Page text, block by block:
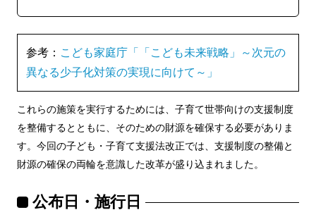
参考： こども家庭庁「「こども未来戦略」～次元の
異なる少子化対策の実現に向けて～」
これらの施策を実行するためには、子育て世帯向けの支援制度
を整備するとともに、そのための財源を確保する必要がありま
す。今回の子ども・子育て支援法改正では、支援制度の整備と
財源の確保の両輪を意識した改革が盛り込まれました。
公布日・施行日